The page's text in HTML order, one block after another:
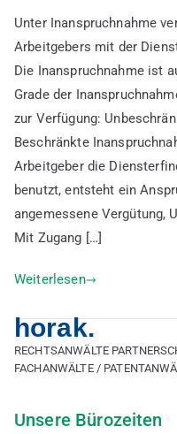
ist
die
der
Erfindung
durch
den
Unter Inanspruchnahme
Arbeitgebers mit der
Die Inanspruchnahme ist
Grade der
zur Verfügung:
Beschränkte
Arbeitgeber die
benutzt, entsteht ein
angemessene Vergütung,
Mit Zugang […]
Weiterlesen
horak.
RECHTSANWÄLTE
FACHANWÄLTE /
Unsere Bürozeiten